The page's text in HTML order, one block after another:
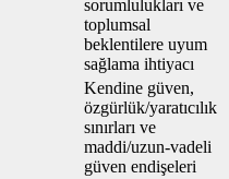
sorumlulukları ve
toplumsal
beklentilere uyum
sağlama ihtiyacı
Kendine güven,
özgürlük/yaratıcılık
sınırları ve
maddi/uzun‑vadeli
güven endişeleri